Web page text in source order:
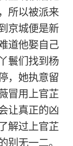
所以被派来
京城便是新
道他娶自己
鬟们找到杨
，她执意留
冒用上官芷
让真正的凶
解过上官芷
别无一二。